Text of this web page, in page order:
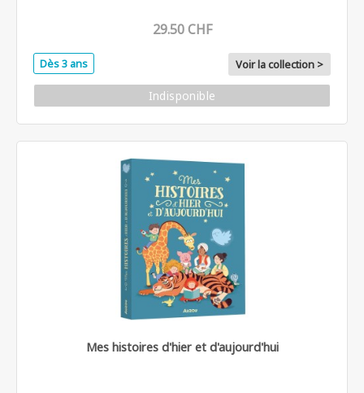
29.50 CHF
Dès 3 ans Voir la collection >
Indisponible
Mes histoires d'hier et d'aujourd'hui